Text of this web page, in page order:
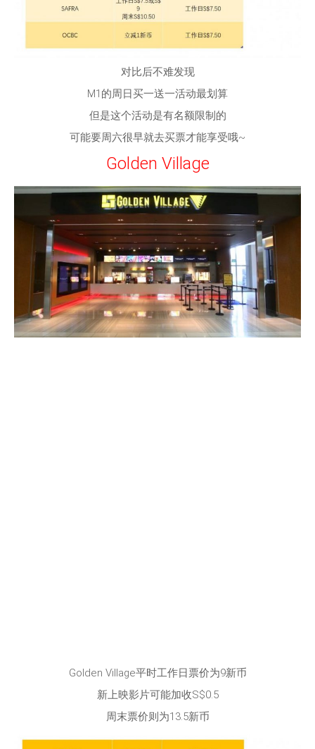
对比后不难发现
M1的周日买一送一活动最划算
但是这个活动是有名额限制的
可能要周六很早就去买票才能享受哦~
Golden Village
Golden Village平时工作日票价为9新币
新上映影片可能加收S$0.5
周末票价则为13.5新币